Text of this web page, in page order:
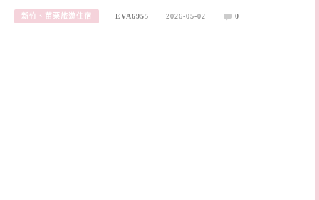
新竹、苗栗旅遊住宿 EVA6955 2026-05-02 0